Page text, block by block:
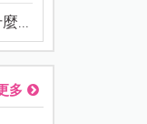
...
多